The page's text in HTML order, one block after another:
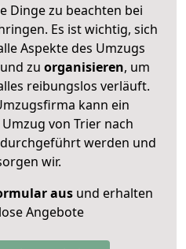
Dinge zu beachten bei
Es ist wichtig, sich
Aspekte des Umzugs
und zu organisieren, um
reibungslos verläuft.
kann ein
von Trier nach
werden und
wir.
ausund erhalten
Angebote